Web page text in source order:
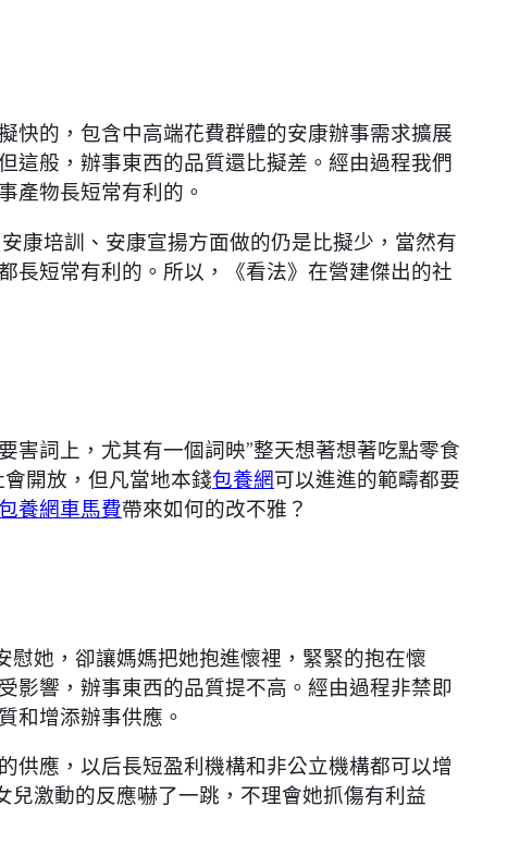
快的，包含中高端花費群體的安康辦事需求擴展
這般，辦事東西的品質還比擬差。經由過程我們
產物長短常有利的。
安康培訓、安康宣揚方面做的仍是比擬少，當然有
長短常有利的。所以，《看法》在營建傑出的社
詞上，尤其有一個詞映”整天想著想著吃點零食
開放，但凡當地本錢包養網可以進進的範疇都要
養網車馬費帶來如何的改不雅？
慰她，卻讓媽媽把她抱進懷裡，緊緊的抱在懷
影響，辦事東西的品質提不高。經由過程非禁即
和增添辦事供應。
供應，以后長短盈利機構和非公立機構都可以增
兒激動的反應嚇了一跳，不理會她抓傷有利益